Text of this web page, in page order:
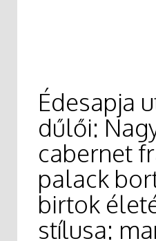
Édesapja
dűlői:
cabernet
palack
birtok
stílusa: